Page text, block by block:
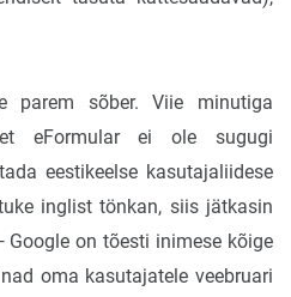
parem sõber. Viie minutiga
et eFormular ei ole sugugi
eestikeelse kasutajaliidese
inglist tönkan, siis jätkasin
on tõesti inimese kõige
oma kasutajatele veebruari